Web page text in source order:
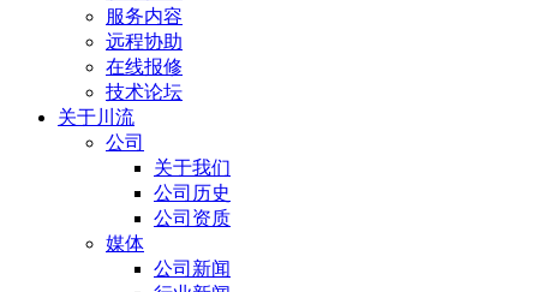
服务内容
远程协助
在线报修
技术论坛
关于川流
公司
关于我们
公司历史
公司资质
媒体
公司新闻